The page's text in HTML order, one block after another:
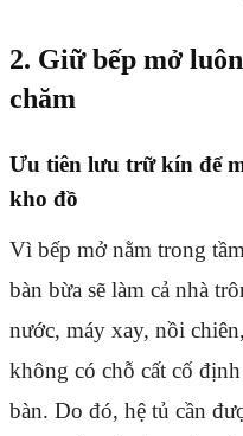
2. Giữ bếp mở
chăm
Ưu tiên lưu trữ kín để
kho đồ
Vì bếp mở nằm trong
bàn bừa sẽ làm cả nhà
nước, máy xay, nồi
không có chỗ cất cố
bàn. Do đó, hệ tủ cần